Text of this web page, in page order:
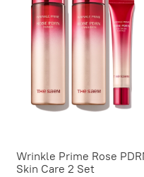
Wrinkle Prime Rose
Skin Care 2 Set